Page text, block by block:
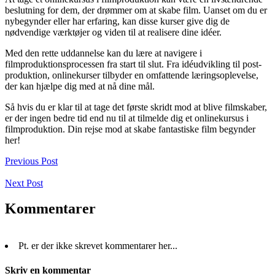
beslutning for dem, der drømmer om at skabe film. Uanset om du er
nybegynder eller har erfaring, kan disse kurser give dig de
nødvendige værktøjer og viden til at realisere dine idéer.
Med den rette uddannelse kan du lære at navigere i
filmproduktionsprocessen fra start til slut. Fra idéudvikling til post-
produktion, onlinekurser tilbyder en omfattende læringsoplevelse,
der kan hjælpe dig med at nå dine mål.
Så hvis du er klar til at tage det første skridt mod at blive filmskaber,
er der ingen bedre tid end nu til at tilmelde dig et onlinekursus i
filmproduktion. Din rejse mod at skabe fantastiske film begynder
her!
Previous Post
Next Post
Kommentarer
Pt. er der ikke skrevet kommentarer her...
Skriv en kommentar